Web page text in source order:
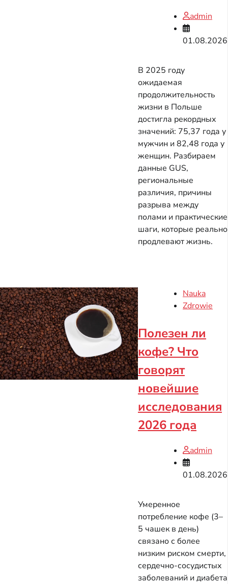
admin
01.08.2026
В 2025 году
ожидаемая
продолжительность
жизни в Польше
достигла рекордных
значений: 75,37 года у
мужчин и 82,48 года у
женщин. Разбираем
данные GUS,
региональные
различия, причины
разрыва между
полами и практические
шаги, которые реально
продлевают жизнь.
Nauka
Zdrowie
Полезен ли
кофе? Что
говорят
новейшие
исследования
2026 года
admin
01.08.2026
Умеренное
потребление кофе (3–
5 чашек в день)
связано с более
низким риском смерти,
сердечно-сосудистых
заболеваний и диабета